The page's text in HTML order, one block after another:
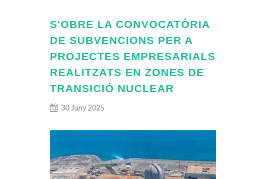
S'OBRE LA CONVOCATÒRIA
DE SUBVENCIONS PER A
PROJECTES EMPRESARIALS
REALITZATS EN ZONES DE
TRANSICIÓ NUCLEAR
30 Juny 2025